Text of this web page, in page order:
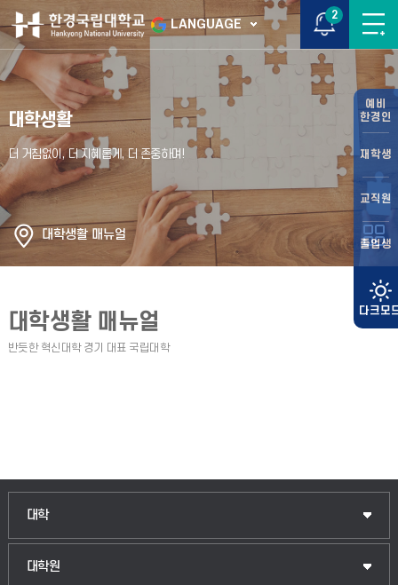
LANGUAGE
2
예비
한경인
재학생
교직원
졸업생
대학생활
대학생활 매뉴얼
대학생활 매뉴얼
대학
대학원